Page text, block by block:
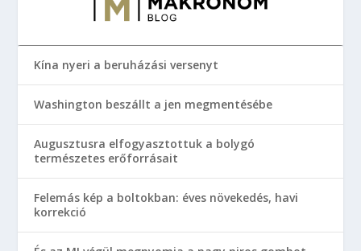
Kína nyeri a beruházási versenyt
Washington beszállt a jen megmentésébe
Augusztusra elfogyasztottuk a bolygó
természetes erőforrásait
Felemás kép a boltokban: éves növekedés, havi
korrekció